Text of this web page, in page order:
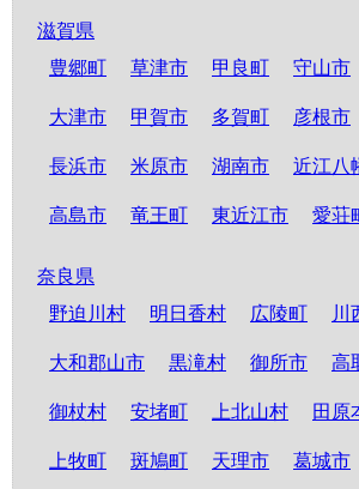
滋賀県
豊郷町
草津市 甲良町 守山市
大津市 甲賀市 多賀町 彦根市
長浜市 米原市 湖南市 近江八
高島市 竜王町 東近江市 愛荘
奈良県
野迫川村
明日香村 広陵町 川
大和郡山市 黒滝村 御所市 高
御杖村 安堵町 上北山村 田原
上牧町 斑鳩町 天理市 葛城市